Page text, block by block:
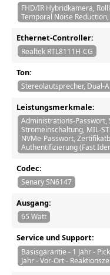
FHD/IR Hybridkamera,
Temporal Noise
Ethernet-Controller:
Realtek RTL8111H-CG
Ton:
Stereolautsprecher, Dual-
Leistungsmerkmale:
Administrations-
Stromeinschaltung, MIL-
NVMe-Passwort,
Authentifizierung (Fast
Codec:
Senary SN6147
Ausgang:
65 Watt
Service und Support:
Basisgarantie - 1 Jahr -
Jahr - Vor-Ort -